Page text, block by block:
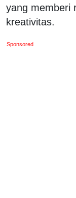
yang memberi
kreativitas.
Sponsored